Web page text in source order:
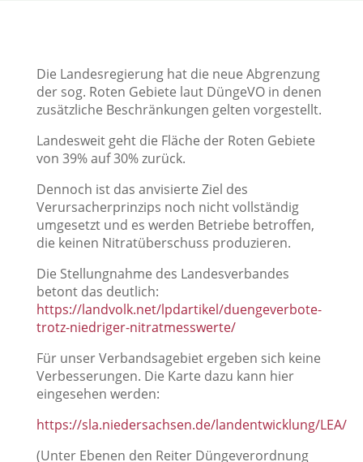
Die Landesregierung hat die neue Abgrenzung
der sog. Roten Gebiete laut DüngeVO in denen
zusätzliche Beschränkungen gelten vorgestellt.
Landesweit geht die Fläche der Roten Gebiete
von 39% auf 30% zurück.
Dennoch ist das anvisierte Ziel des
Verursacherprinzips noch nicht vollständig
umgesetzt und es werden Betriebe betroffen,
die keinen Nitratüberschuss produzieren.
Die Stellungnahme des Landesverbandes
betont das deutlich:
https://landvolk.net/lpdartikel/duengeverbote-
trotz-niedriger-nitratmesswerte/
Für unser Verbandsagebiet ergeben sich keine
Verbesserungen. Die Karte dazu kann hier
eingesehen werden:
https://sla.niedersachsen.de/landentwicklung/LEA/
(Unter Ebenen den Reiter Düngeverordnung